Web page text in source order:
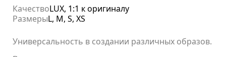
КачествоLUX, 1:1 к оригиналу
РазмерыL, M, S, XS
Универсальность в создании различных образов.